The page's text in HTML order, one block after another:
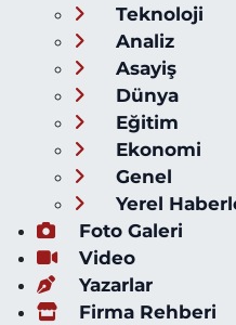
Teknoloji
Analiz
Asayiş
Dünya
Eğitim
Ekonomi
Genel
Yerel
Foto Galeri
Video
Yazarlar
Firma Rehberi